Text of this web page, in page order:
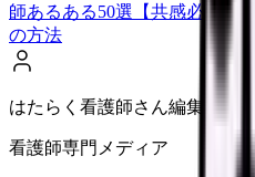
師あるある50選【共感必至】
の方法
はたらく看護師さん編集部
看護師専門メディア